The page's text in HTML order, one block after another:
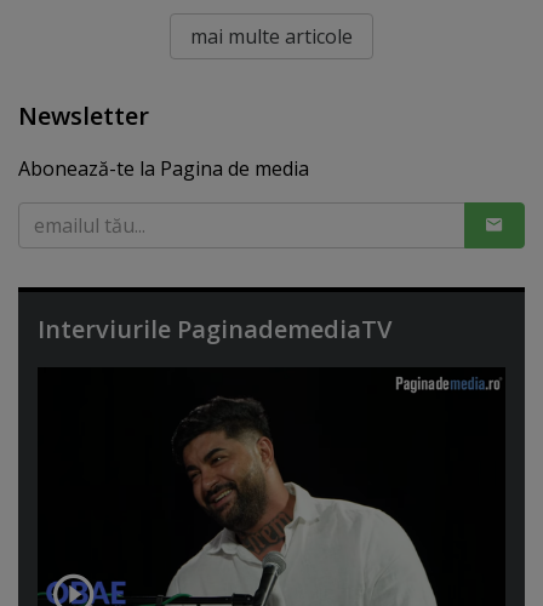
mai multe articole
Newsletter
Abonează-te la Pagina de media
Interviurile PaginademediaTV